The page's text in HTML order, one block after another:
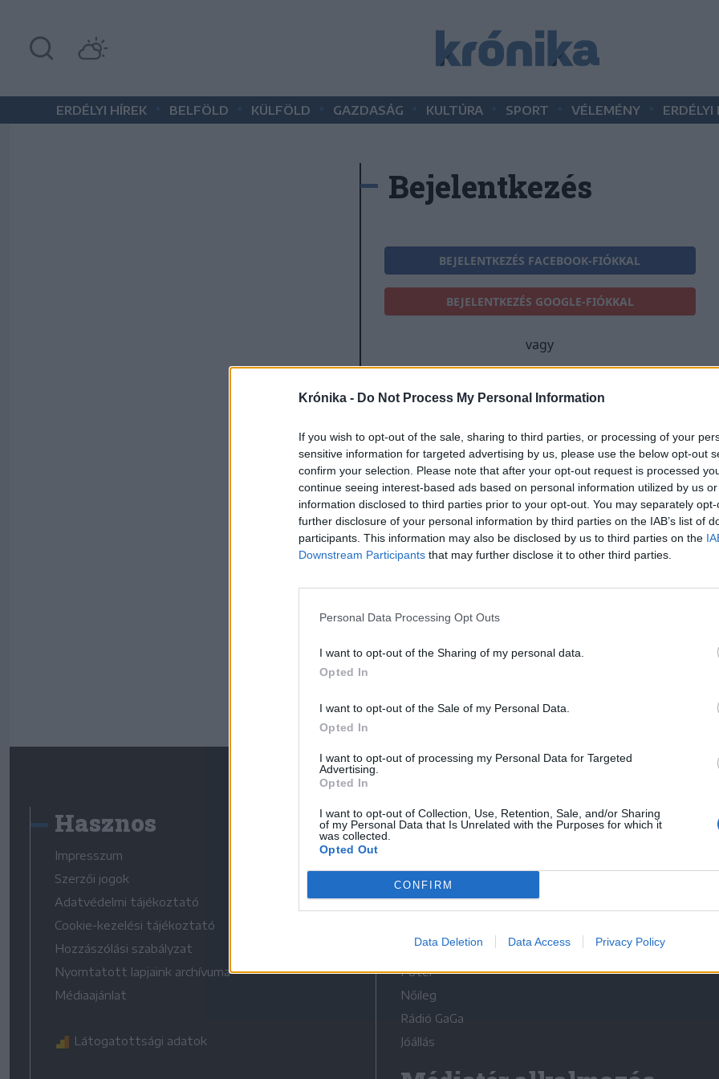
Krónika - Do Not Process My Personal Information
If you wish to opt-out of the sale, sharing to third parties, or processing of your
sensitive information for targeted advertising by us, please use the below opt-out
confirm your selection. Please note that after your opt-out request is processed
continue seeing interest-based ads based on personal information utilized by us
information disclosed to third parties prior to your opt-out. You may separately
further disclosure of your personal information by third parties on the IAB’s list of
participants. This information may also be disclosed by us to third parties on the
Downstream Participants that may further disclose it to other third parties.
Personal Data Processing Opt Outs
I want to opt-out of the Sharing of my personal data.
Opted In
I want to opt-out of the Sale of my Personal Data.
Opted In
I want to opt-out of processing my Personal Data for Targeted
Advertising.
Opted In
I want to opt-out of Collection, Use, Retention, Sale, and/or Sharing
of my Personal Data that Is Unrelated with the Purposes for which it
was collected.
Opted Out
CONFIRM
Data Deletion Data Access Privacy Policy
ERDÉLYI HÍREK BELFÖLD KÜLFÖLD GAZDASÁG KULTÚRA SPORT VÉLEMÉNY ERDÉLYI
Bejelentkezés
BEJELENTKEZÉS FACEBOOK-FIÓKKAL
BEJELENTKEZÉS GOOGLE-FIÓKKAL
vagy
Jelszó
Elfelejtette a jelszavát?
Regisztráció
Hasznos
Impresszum
Szerzői jogok
Adatvédelmi tájékoztató
Cookie-kezelési tájékoztató
Hozzászólási szabályzat
Nyomtatott lapjaink archívuma
Médiaajánlat
Látogatottsági adatok
Médiatér
Székely Sport
Liget
Erdélyi Napló
Főtér
Nőileg
Rádió GaGa
Jóállás